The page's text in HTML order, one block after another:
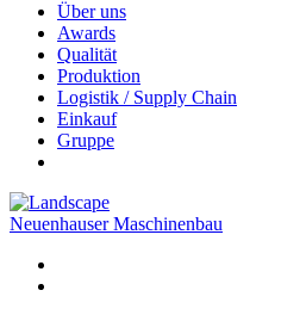
Über uns
Awards
Qualität
Produktion
Logistik / Supply Chain
Einkauf
Gruppe
Neuenhauser Maschinenbau